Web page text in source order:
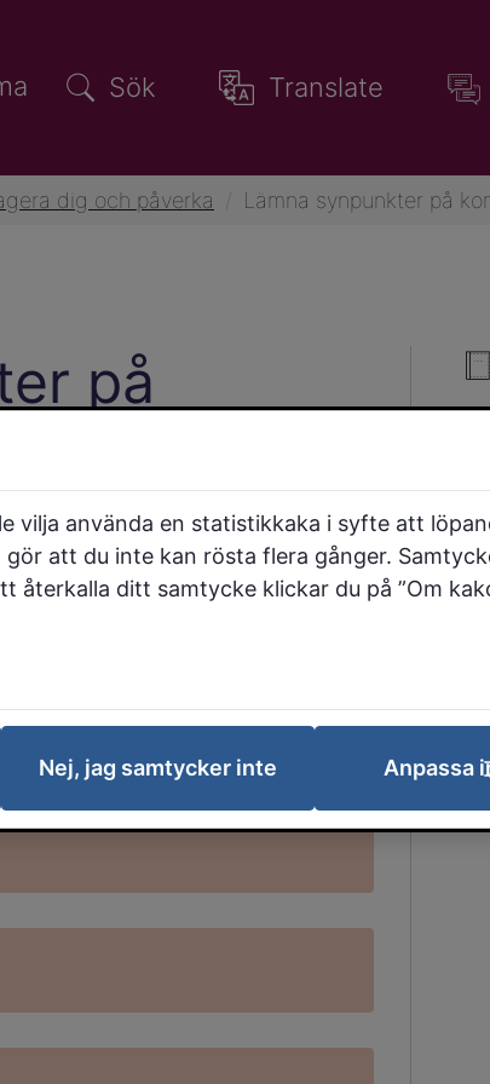
Sök Translate
dig och påverka Lämna synpunkter på
på
och
klagomål eller ge beröm.
miljö som behöver
vilja använda en statistikkaka i syfte att
att du inte kan rösta flera gånger.
återkalla ditt samtycke klickar du på ”Om
Nej, jag samtycker inte Anpassa